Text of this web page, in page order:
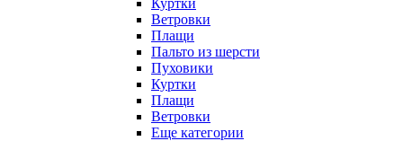
Куртки
Ветровки
Плащи
Пальто из шерсти
Пуховики
Куртки
Плащи
Ветровки
Еще категории